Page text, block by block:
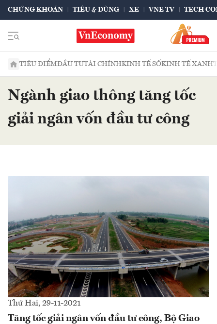
CHỨNG KHOÁN TIÊU & DÙNG XE VNE TV TECH
TIÊU ĐIỂMĐẦU TƯTÀI CHÍNHKINH TẾ SỐKINH TẾ XANH
Ngành giao thông tăng tốc
giải ngân vốn đầu tư công
Thứ Hai, 29-11-2021
Tăng tốc giải ngân vốn đầu tư công, Bộ Giao